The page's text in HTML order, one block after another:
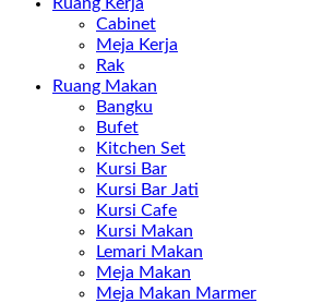
Cabinet
Meja Kerja
Rak
Ruang Makan
Bangku
Bufet
Kitchen Set
Kursi Bar
Kursi Bar Jati
Kursi Cafe
Kursi Makan
Lemari Makan
Meja Makan
Meja Makan Marmer